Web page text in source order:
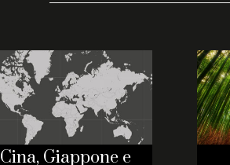
Cina, Giappone e